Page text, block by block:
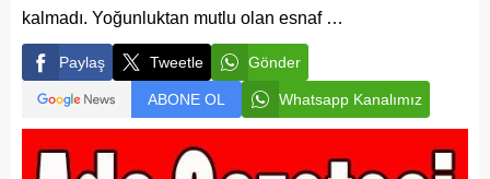
kalmadı. Yoğunluktan mutlu olan esnaf …
Paylaş Tweetle Gönder
ABONE OL Whatsapp Kanalımız